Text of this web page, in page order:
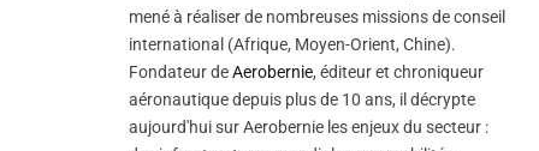
mené à réaliser de nombreuses missions de conseil
international (Afrique, Moyen-Orient, Chine).
Fondateur deAerobernie, éditeur et chroniqueur
aéronautique depuis plus de 10 ans, il décrypte
aujourd'hui sur Aerobernie les enjeux du secteur :